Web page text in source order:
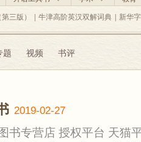
三版） 牛津高阶英汉双解词典 新华
题 视频 书评
2019-02-27
书专营店 授权平台 天猫